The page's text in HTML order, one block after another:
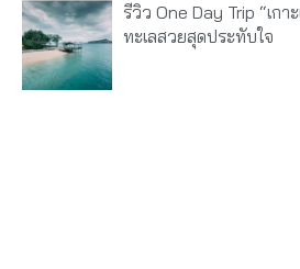
รีวิว One Day Trip “เก
ทะเลสวยสุดประทับใจ